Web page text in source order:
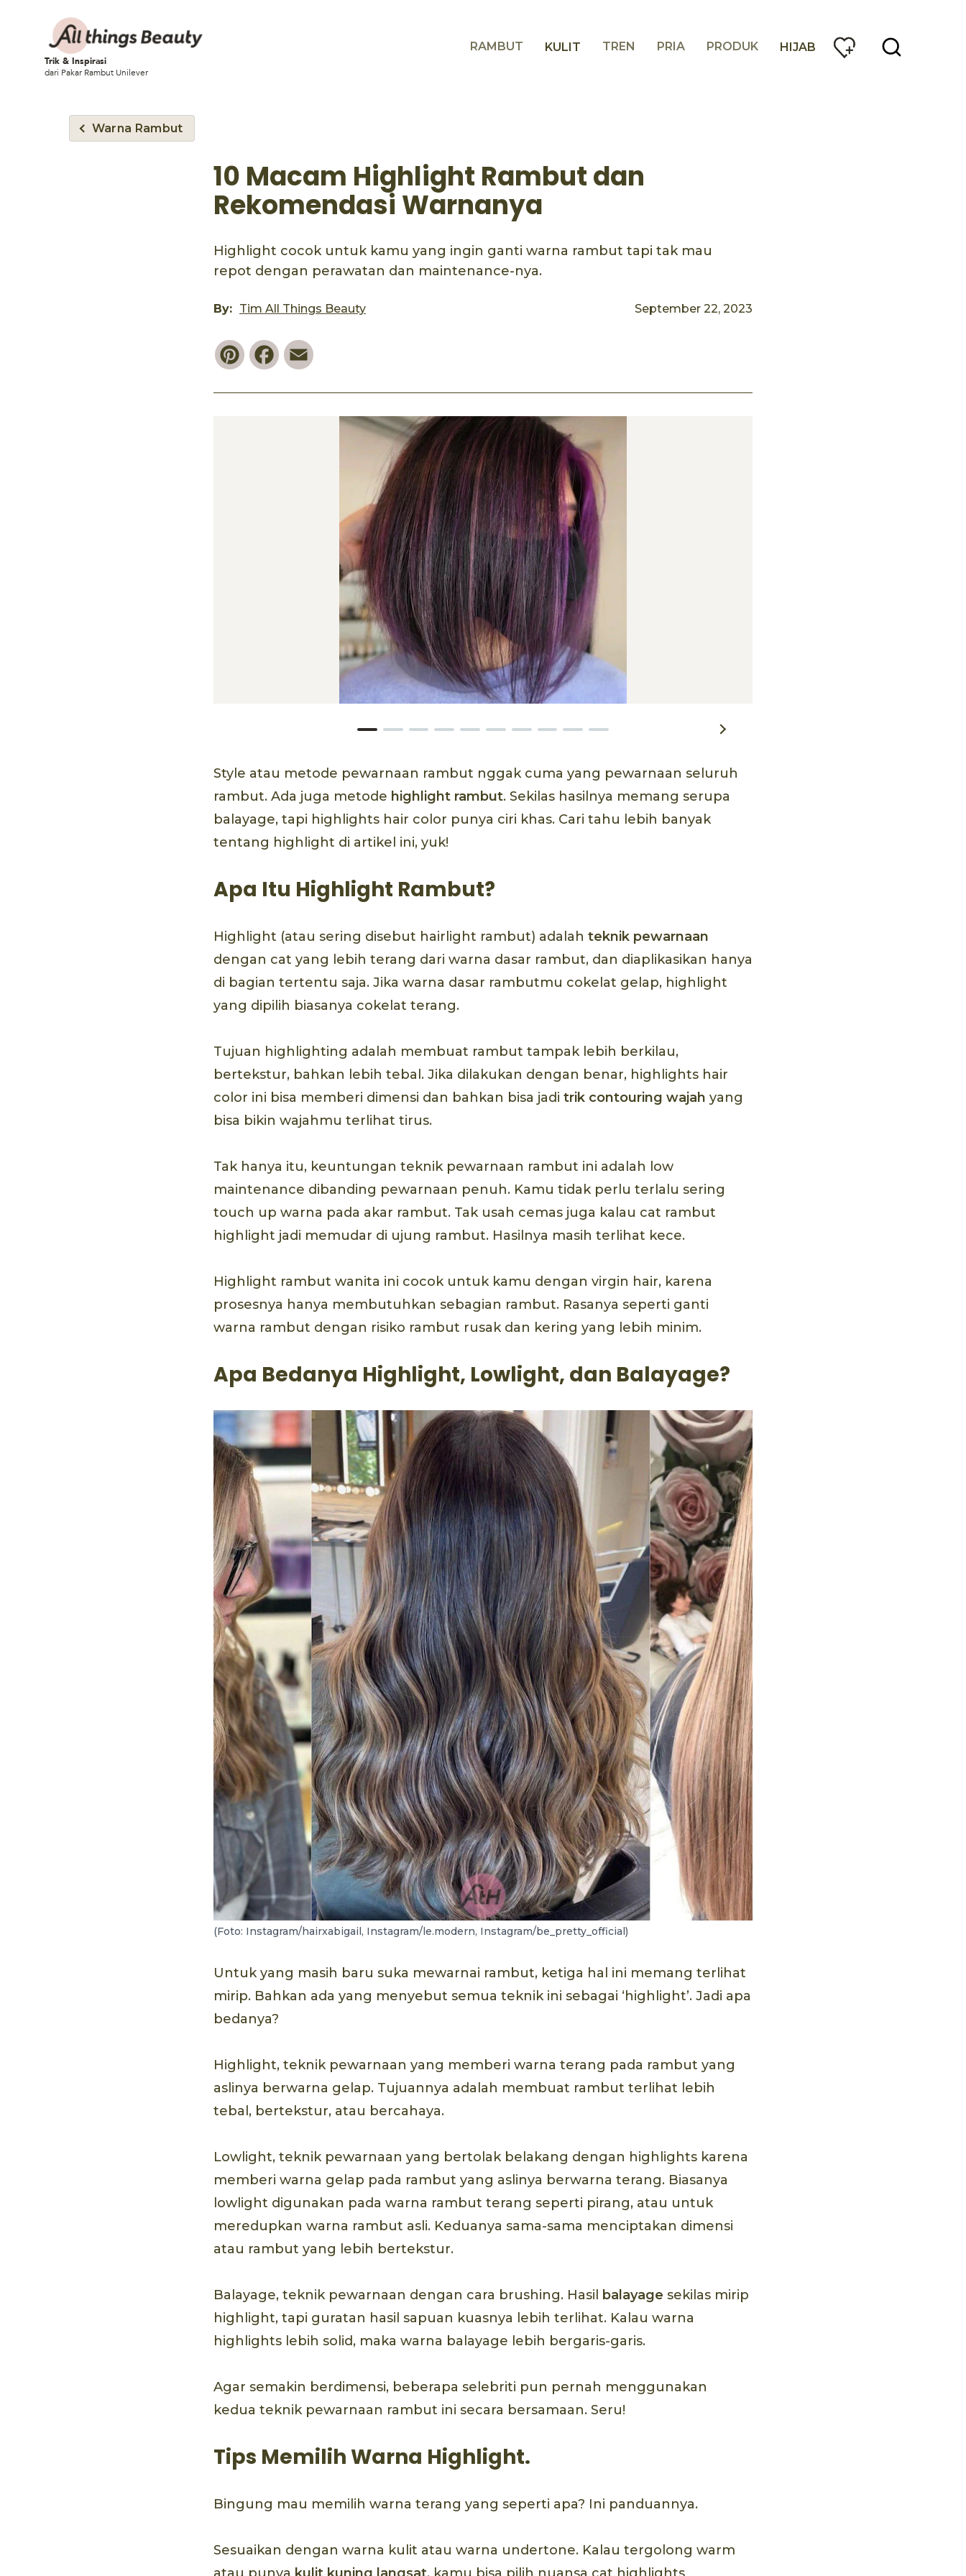
Trik & Inspirasi
dari Pakar Rambut Unilever
RAMBUT KULIT TREN PRIA PRODUK HIJAB
Warna Rambut
10 Macam Highlight Rambut dan
Rekomendasi Warnanya
Highlight cocok untuk kamu yang ingin ganti warna rambut tapi tak mau
repot dengan perawatan dan maintenance-nya.
By: Tim All Things Beauty September 22, 2023
PinterestFacebook
Style atau metode pewarnaan rambut nggak cuma yang pewarnaan seluruh
rambut. Ada juga metode highlight rambut. Sekilas hasilnya memang serupa
balayage, tapi highlights hair color punya ciri khas. Cari tahu lebih banyak
tentang highlight di artikel ini, yuk!
Apa Itu Highlight Rambut?
Highlight (atau sering disebut hairlight rambut) adalah teknik pewarnaan
dengan cat yang lebih terang dari warna dasar rambut, dan diaplikasikan hanya
di bagian tertentu saja. Jika warna dasar rambutmu cokelat gelap, highlight
yang dipilih biasanya cokelat terang.
Tujuan highlighting adalah membuat rambut tampak lebih berkilau,
bertekstur, bahkan lebih tebal. Jika dilakukan dengan benar, highlights hair
color ini bisa memberi dimensi dan bahkan bisa jadi trik contouring wajah yang
bisa bikin wajahmu terlihat tirus.
Tak hanya itu, keuntungan teknik pewarnaan rambut ini adalah low
maintenance dibanding pewarnaan penuh. Kamu tidak perlu terlalu sering
touch up warna pada akar rambut. Tak usah cemas juga kalau cat rambut
highlight jadi memudar di ujung rambut. Hasilnya masih terlihat kece.
Highlight rambut wanita ini cocok untuk kamu dengan virgin hair, karena
prosesnya hanya membutuhkan sebagian rambut. Rasanya seperti ganti
warna rambut dengan risiko rambut rusak dan kering yang lebih minim.
Apa Bedanya Highlight, Lowlight, dan Balayage?
(Foto: Instagram/hairxabigail, Instagram/le.modern, Instagram/be_pretty_official)
Untuk yang masih baru suka mewarnai rambut, ketiga hal ini memang terlihat
mirip. Bahkan ada yang menyebut semua teknik ini sebagai ‘highlight’. Jadi apa
bedanya?
Highlight, teknik pewarnaan yang memberi warna terang pada rambut yang
aslinya berwarna gelap. Tujuannya adalah membuat rambut terlihat lebih
tebal, bertekstur, atau bercahaya.
Lowlight, teknik pewarnaan yang bertolak belakang dengan highlights karena
memberi warna gelap pada rambut yang aslinya berwarna terang. Biasanya
lowlight digunakan pada warna rambut terang seperti pirang, atau untuk
meredupkan warna rambut asli. Keduanya sama-sama menciptakan dimensi
atau rambut yang lebih bertekstur.
Balayage, teknik pewarnaan dengan cara brushing. Hasil balayage sekilas mirip
highlight, tapi guratan hasil sapuan kuasnya lebih terlihat. Kalau warna
highlights lebih solid, maka warna balayage lebih bergaris-garis.
Agar semakin berdimensi, beberapa selebriti pun pernah menggunakan
kedua teknik pewarnaan rambut ini secara bersamaan. Seru!
Tips Memilih Warna Highlight.
Bingung mau memilih warna terang yang seperti apa? Ini panduannya.
Sesuaikan dengan warna kulit atau warna undertone. Kalau tergolong warm